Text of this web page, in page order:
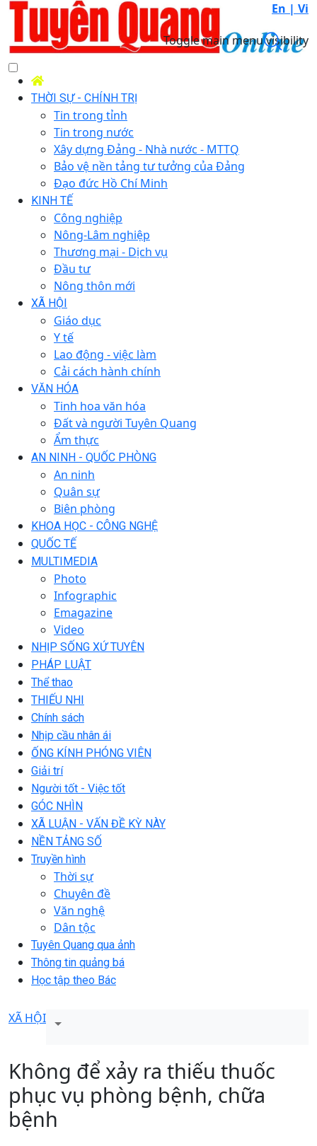
En | Vi
Toggle main menu visibility
THỜI SỰ - CHÍNH TRỊ
Tin trong tỉnh
Tin trong nước
Xây dựng Đảng - Nhà nước - MTTQ
Bảo vệ nền tảng tư tưởng của Đảng
Đạo đức Hồ Chí Minh
KINH TẾ
Công nghiệp
Nông-Lâm nghiệp
Thương mại - Dịch vụ
Đầu tư
Nông thôn mới
XÃ HỘI
Giáo dục
Y tế
Lao động - việc làm
Cải cách hành chính
VĂN HÓA
Tinh hoa văn hóa
Đất và người Tuyên Quang
Ẩm thực
AN NINH - QUỐC PHÒNG
An ninh
Quân sự
Biên phòng
KHOA HỌC - CÔNG NGHỆ
QUỐC TẾ
MULTIMEDIA
Photo
Infographic
Emagazine
Video
NHỊP SỐNG XỨ TUYÊN
PHÁP LUẬT
Thể thao
THIẾU NHI
Chính sách
Nhịp cầu nhân ái
ỐNG KÍNH PHÓNG VIÊN
Giải trí
Người tốt - Việc tốt
GÓC NHÌN
XÃ LUẬN - VẤN ĐỀ KỲ NÀY
NỀN TẢNG SỐ
Truyền hình
Thời sự
Chuyên đề
Văn nghệ
Dân tộc
Tuyên Quang qua ảnh
Thông tin quảng bá
Học tập theo Bác
XÃ HỘI
Không để xảy ra thiếu thuốc
phục vụ phòng bệnh, chữa
bệnh